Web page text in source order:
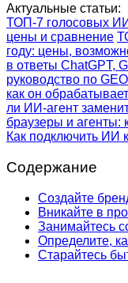
Актуальные статьи:
ТОП-7 голосовых
цены и сравнение
году: цены,
в ответы ChatGPT,
руководство по GEO
как он
ли ИИ-агент
браузеры и агенты:
Как подключить ИИ
Содержание
Создайте
Вникайте в
Занимайтесь
Определите,
Старайтесь